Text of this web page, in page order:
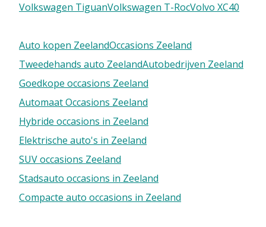
Volkswagen TiguanVolkswagen T-RocVolvo XC40
Auto kopen ZeelandOccasions Zeeland
Tweedehands auto ZeelandAutobedrijven Zeeland
Goedkope occasions Zeeland
Automaat Occasions Zeeland
Hybride occasions in Zeeland
Elektrische auto's in Zeeland
SUV occasions Zeeland
Stadsauto occasions in Zeeland
Compacte auto occasions in Zeeland